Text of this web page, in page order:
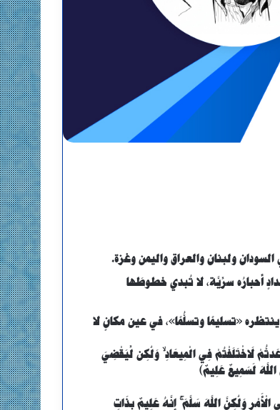
ولبنان والعراق واليمن وغزة.
أحبارُه سرِّيَّة، لا تُبدي خطوطَها
«تسليمًا وتسلُّمًا»، في عين مكانٍ لا
لَاخْتَلَفْتُمْ فِي الْمِيعَادِ ۙ وَلَٰكِن لِّيَقْضِيَ
لَسَمِيعٌ عَلِيمٌ﴾
الْأَمْرِ وَلَٰكِنَّ اللَّهَ سَلَّمَ ۚ إِنَّهُ عَلِيمٌ بِذَاتِ